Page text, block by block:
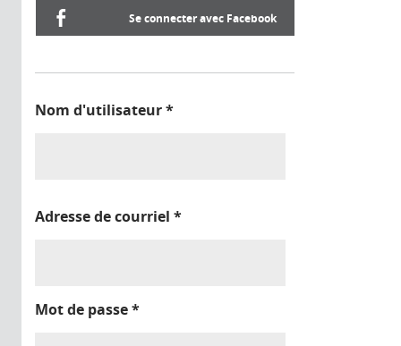
Se connecter avec Facebook
Nom d'utilisateur*
Adresse de courriel *
Mot de passe*